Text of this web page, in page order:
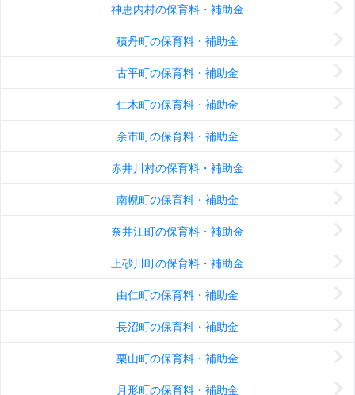
神恵内村の保育料・補助金
積丹町の保育料・補助金
古平町の保育料・補助金
仁木町の保育料・補助金
余市町の保育料・補助金
赤井川村の保育料・補助金
南幌町の保育料・補助金
奈井江町の保育料・補助金
上砂川町の保育料・補助金
由仁町の保育料・補助金
長沼町の保育料・補助金
栗山町の保育料・補助金
月形町の保育料・補助金